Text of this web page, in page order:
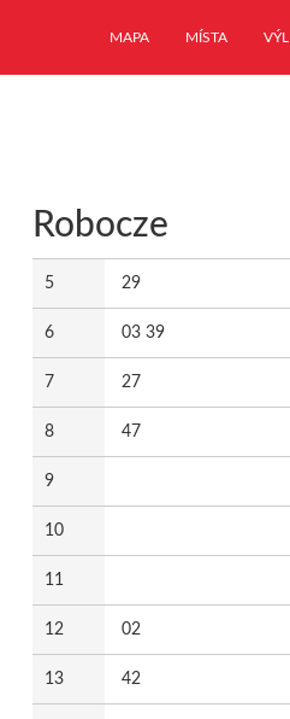
MAPA MÍSTA
Robocze
5 29
6 03 39
7 27
8 47
9
10
11
12 02
13 42